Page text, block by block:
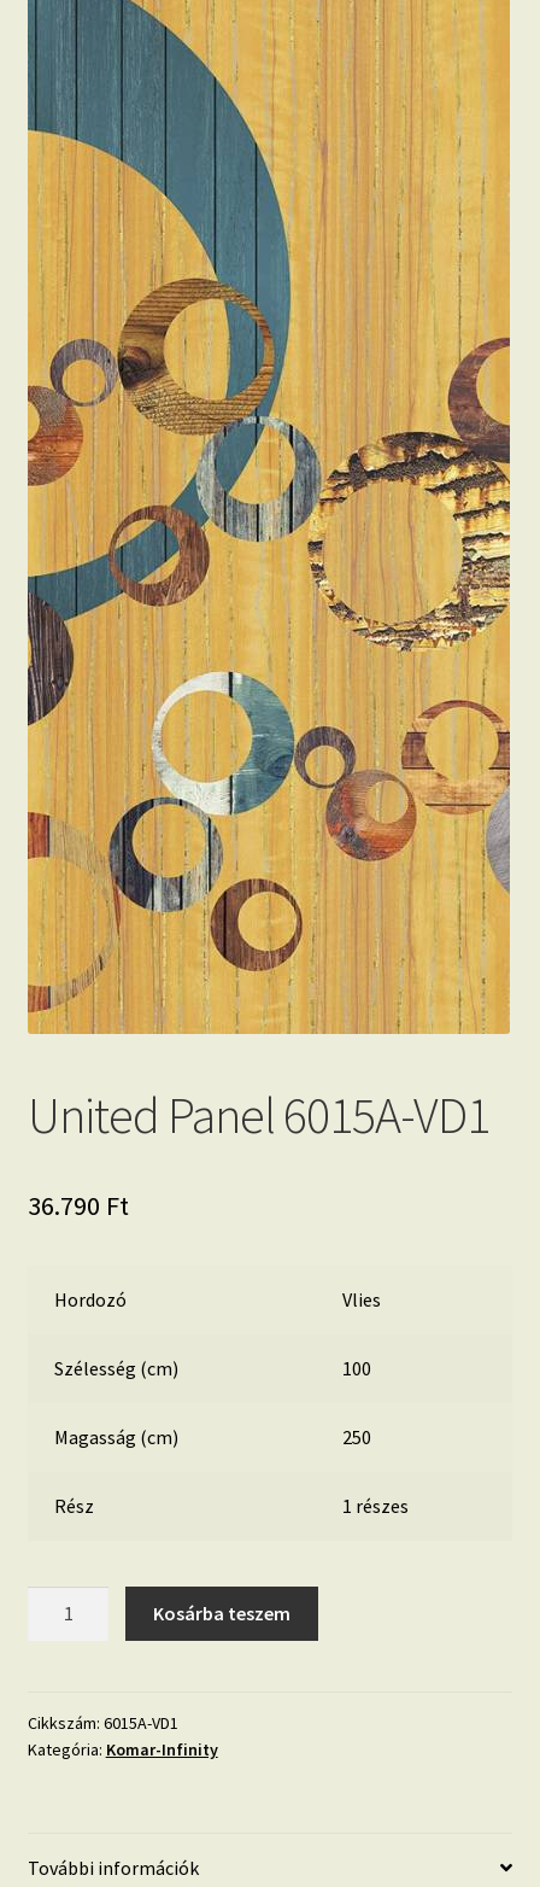
Beton hatású tapéták
Kapcsolat
United Panel 6015A-VD1
36.790 Ft
Hordozó Vlies
Szélesség (cm) 100
Magasság (cm) 250
Rész 1 részes
mennyiség
Kosárba teszem
Cikkszám: 6015A-VD1
Kategória: Komar-Infinity
További információk